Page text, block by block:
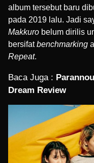
album tersebut baru
pada 2019 lalu. Jadi
Makkuro belum dirilis
bersifatbenchmarking
Repeat.
Baca Juga :
Dream Review